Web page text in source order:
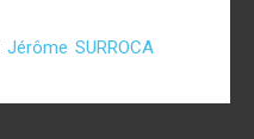
Jérôme SURROCA